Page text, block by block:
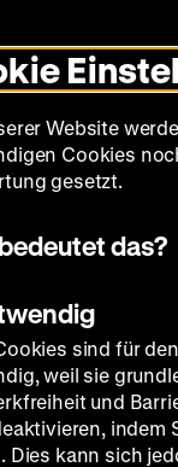
Website
Cookies
gesetzt.
das?
sind für
weil sie
und
indem
Dies kann sich